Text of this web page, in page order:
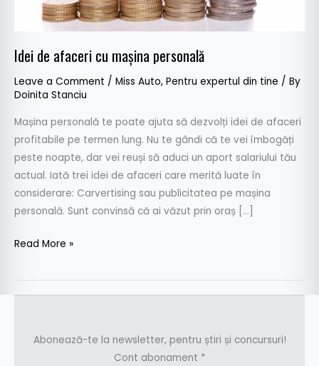
Idei de afaceri cu mașina personală
Leave a Comment / Miss Auto, Pentru expertul din tine / By
Doinita Stanciu
Mașina personală te poate ajuta să dezvolți idei de afaceri
profitabile pe termen lung. Nu te gândi că te vei îmbogăți
peste noapte, dar vei reuși să aduci un aport salariului tău
actual. Iată trei idei de afaceri care merită luate în
considerare: Carvertising sau publicitatea pe mașina
personală. Sunt convinsă că ai văzut prin oraș […]
Read More »
Abonează-te la newsletter, pentru știri și concursuri!
Cont abonament *